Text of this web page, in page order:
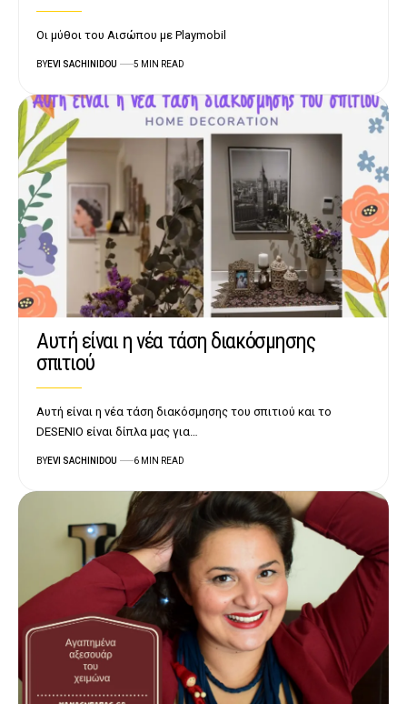
Οι μύθοι του Αισώπου με Playmobil
BYEVI SACHINIDOU 5 MIN READ
Αυτή είναι η νέα τάση διακόσμησης
σπιτιού
Αυτή είναι η νέα τάση διακόσμησης του σπιτιού και το
DESENIO είναι δίπλα μας για…
BYEVI SACHINIDOU 6 MIN READ